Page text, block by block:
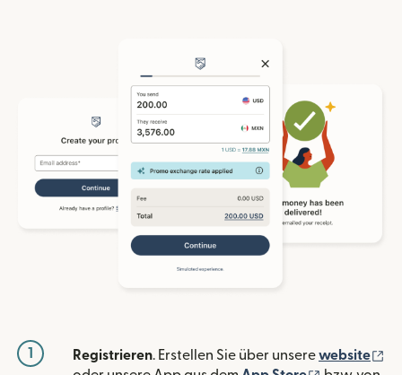
1 Registrieren. Erstellen Sie über unserewebsite